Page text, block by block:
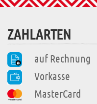
ZAHLARTEN
auf Rechnung
Vorkasse
MasterCard